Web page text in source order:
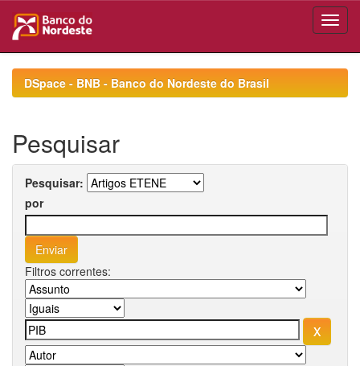
navigationDSpace - BNB - Banco do Nordeste do Brasil
Pesquisar
Pesquisar:
por
Filtros correntes: